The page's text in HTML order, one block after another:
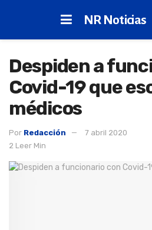
NR Noticias
Despiden a
Covid-19 que
médicos
Por Redacción
7 abril 2020
2 Leer Min